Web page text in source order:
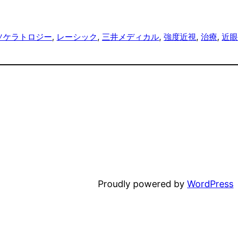
ケラトロジー, レーシック, 三井メディカル, 強度近視, 治療, 近眼
Proudly powered byWordPress